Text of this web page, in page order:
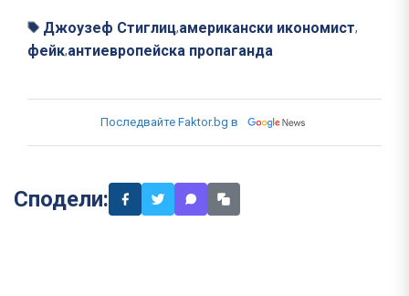
Джоузеф Стиглиц,американски икономист,
фейк,антиевропейска пропаганда
Последвайте Faktor.bg в
Сподели: